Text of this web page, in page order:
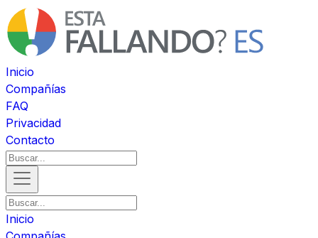
Inicio
Compañías
FAQ
Privacidad
Contacto
Inicio